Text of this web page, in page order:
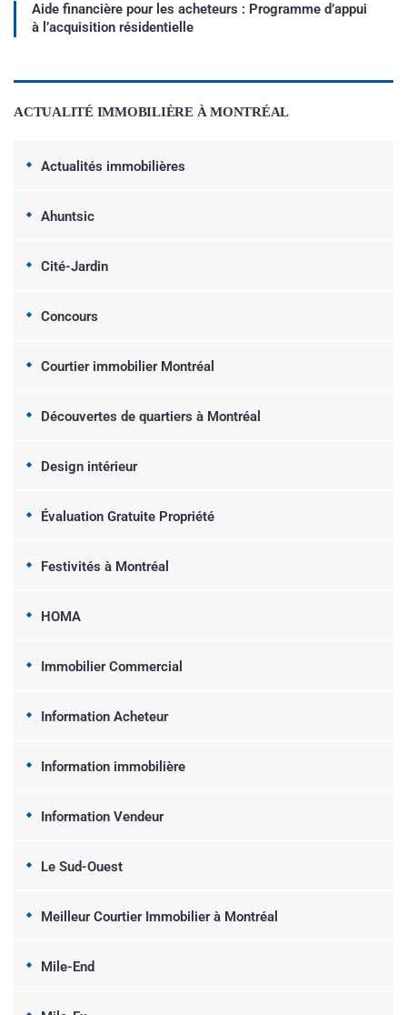
Aide financière pour les acheteurs : Programme d’appui
à l’acquisition résidentielle
ACTUALITÉ IMMOBILIÈRE À MONTRÉAL
Actualités immobilières
Ahuntsic
Cité-Jardin
Concours
Courtier immobilier Montréal
Découvertes de quartiers à Montréal
Design intérieur
Évaluation Gratuite Propriété
Festivités à Montréal
HOMA
Immobilier Commercial
Information Acheteur
Information immobilière
Information Vendeur
Le Sud-Ouest
Meilleur Courtier Immobilier à Montréal
Mile-End